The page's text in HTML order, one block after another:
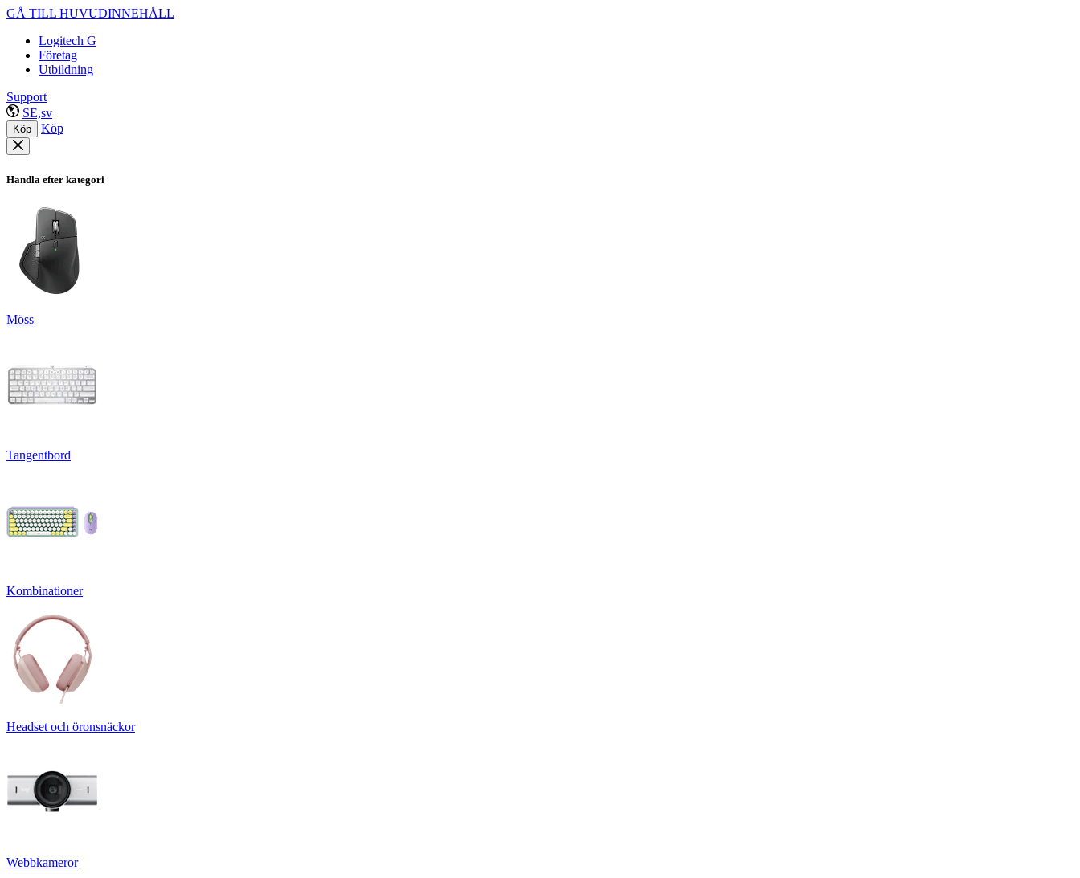
GÅ TILL HUVUDINNEHÅLL
Logitech G
Företag
Utbildning
Support
SE,sv
Köp Köp
Handla efter kategori
Möss
Tangentbord
Kombinationer
Headset och öronsnäckor
Webbkameror